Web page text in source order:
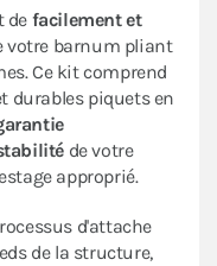
de facilement et
votre barnum pliant
Ce kit comprend
durables piquets en
de votre
approprié.
d'attache
de la structure,